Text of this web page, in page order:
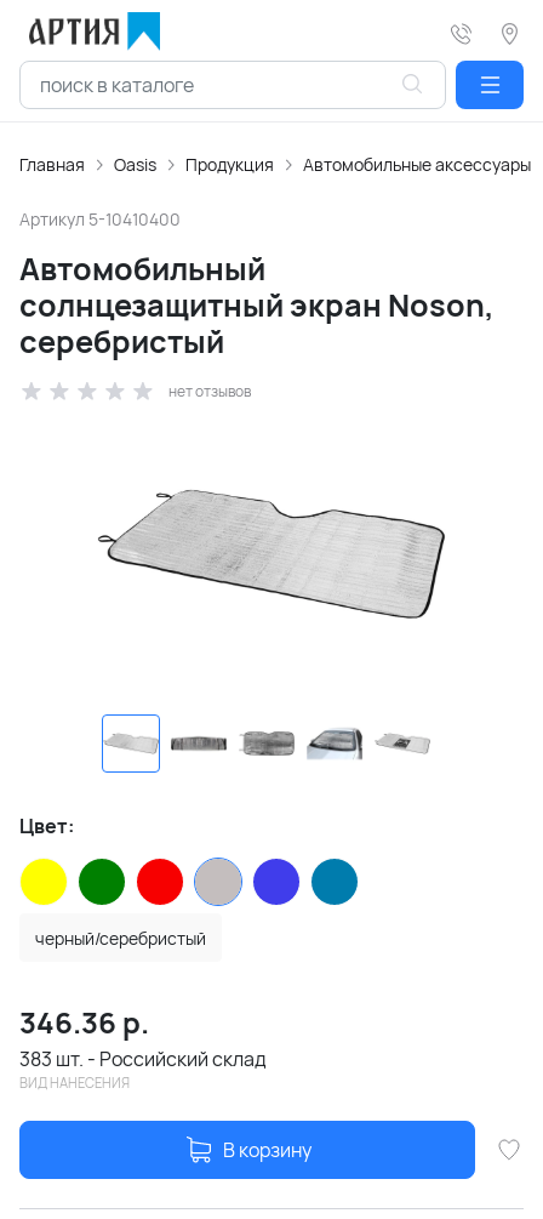
Главная Oasis Продукция Автомобильные аксессуары
Артикул 5-10410400
Автомобильный
солнцезащитный экран Noson,
серебристый
нет отзывов
Цвет:
черный/серебристый
346.36 р.
383 шт. - Российский склад
ВИД НАНЕСЕНИЯ
В корзину